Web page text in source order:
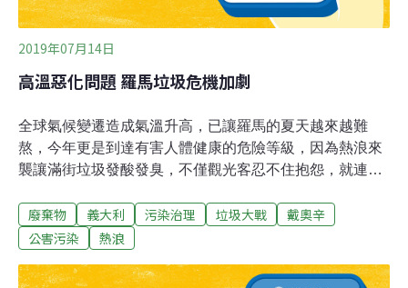
2019年07月14日
高溫惡化問題 羅馬垃圾危機加劇
全球氣候變遷造成氣溫升高，已讓羅馬的夏天越來越難
熬，今年更是到達有害人體健康的危險等級，因為熱浪來
襲讓滿街垃圾發酸發臭，不僅觀光客忍不住抱怨，就連羅
年，歷屆市長都束手無策，尤其在2013年瑪拉格羅塔
（Malagrotta）垃圾掩埋場關閉後，羅馬的家用垃圾不斷
居民製造垃圾的速度，導致公用垃圾桶的垃圾爆滿，如今
廢棄物 義大利 污染治理 垃圾大戰
戴奧辛
公害污染
熱浪